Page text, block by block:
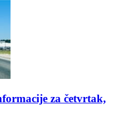
za četvrtak,